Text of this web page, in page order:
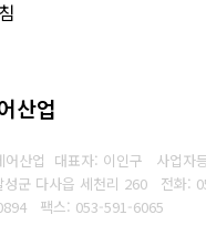
산업
어산업 대표자: 이인구 사업자
군 다사읍 세천리 260 전화:
팩스: 053-591-6065